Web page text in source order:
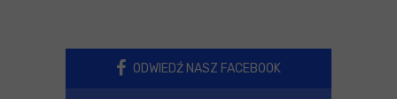
ODWIEDŹ NASZ FACEBOOK